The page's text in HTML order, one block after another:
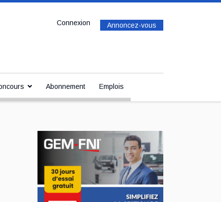
Annoncez-vous
Connexion
Abonnement Emplois